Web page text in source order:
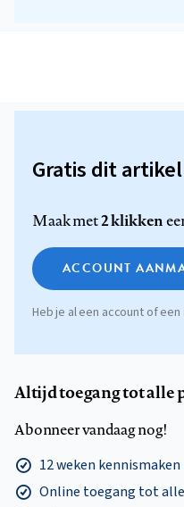
Gratis dit
Maak met2 klikken
ACCOUNT
Heb je al een account of
Altijd toegang tot alle
Abonneer vandaag nog!
12 weken
Online toegang tot